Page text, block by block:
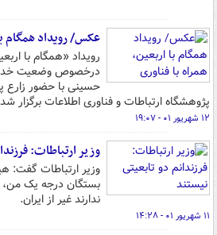
عکس/ رویداد همگام
رویداد «همگام با
درخصوص وضعیت
حسینی با حضور زارع
پژوهشگاه ارتباطات و فناوری اطلاعات برگزار
۱۲ شهریور ۰۱ - ۱۹:۰۷
وزیر ارتباطات:
وزیر ارتباطات گفت:
بستگان درجه یک من،
ندارند غیر از ایران.
۱۱ شهریور ۰۱ - ۱۴:۲۸